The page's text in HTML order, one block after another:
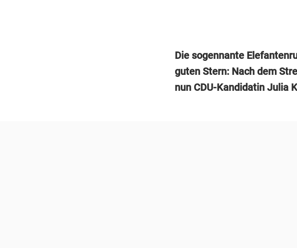
Die sogennante
guten Stern: Nach dem
nun CDU-Kandidatin Julia